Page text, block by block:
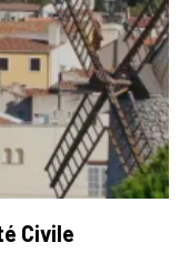
Civile